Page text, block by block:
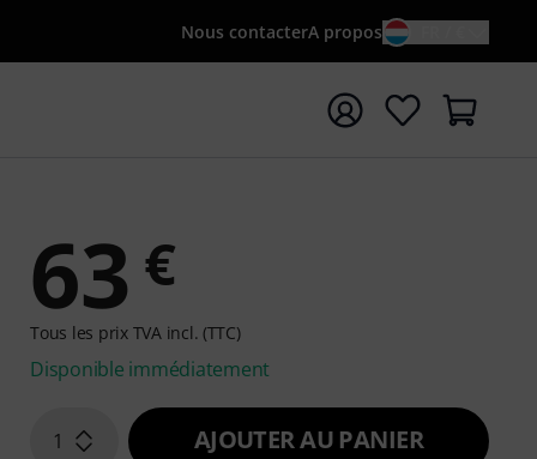
Nous contacterA propos
la recherche avec le terme de recherche
63 €
Tous les prix TVA incl. (TTC)
Disponible immédiatement
1 AJOUTER AU PANIER